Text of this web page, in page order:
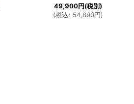
49,900円(税別)
(税込: 54,890円)